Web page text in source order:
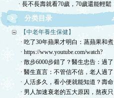
· 長不長壽就看70歲，70歲還能輕鬆
分类目录
【中老年養生保健】
· 吃了30年蘋果才明白：蒸蘋果和煮
· https://www.youtube.com/watch?
· 散步6000步錯了？醫生忠告：過了
· 醫生直言：不管信不信，老人過了
· 人活多久，看小便就能知道？壽命
· 男人加速衰老的五大原因，熬夜只